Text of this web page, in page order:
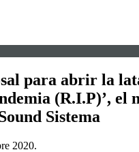
para abrir la
(R.I.P)’, el
Sistema
2020.